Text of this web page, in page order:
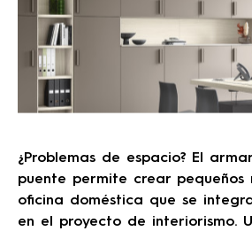
¿Problemas de espacio? El
puente permite crear pequeños
oficina doméstica que se
en el proyecto de interiorismo.